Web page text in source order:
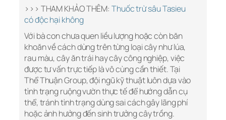
>>> THAM KHẢO THÊM: Thuốc trừ sâu Tasieu
có độc hại không
Với bà con chưa quen liều lượng hoặc còn băn
khoăn về cách dùng trên từng loại cây như lúa,
rau màu, cây ăn trái hay cây công nghiệp, việc
được tư vấn trực tiếp là vô cùng cần thiết. Tại
Thể Thuận Group, đội ngũ kỹ thuật luôn dựa vào
tình trạng ruộng vườn thực tế để hướng dẫn cụ
thể, tránh tình trạng dùng sai cách gây lãng phí
hoặc ảnh hưởng đến sinh trưởng cây trồng.